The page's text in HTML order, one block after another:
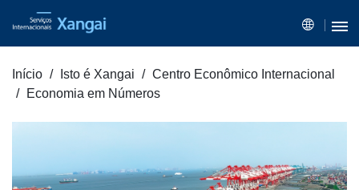
Início Isto é Xangai
Centro Econômico Internacional
Economia em Números